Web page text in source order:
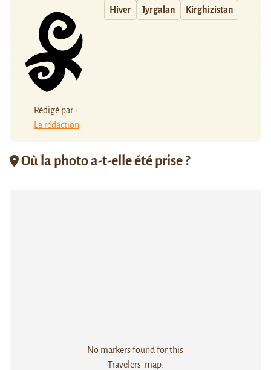
Rédigé par :
La rédaction
Hiver Jyrgalan Kirghizistan
Où la photo a-t-elle été prise ?
No markers found for this
Travelers' map.